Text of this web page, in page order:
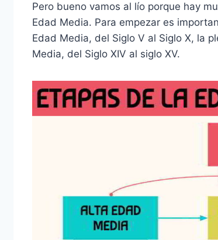
Pero bueno vamos al lío porque hay
Edad Media. Para empezar es
Edad Media, del Siglo V al Siglo X, la
Media, del Siglo XIV al siglo XV.